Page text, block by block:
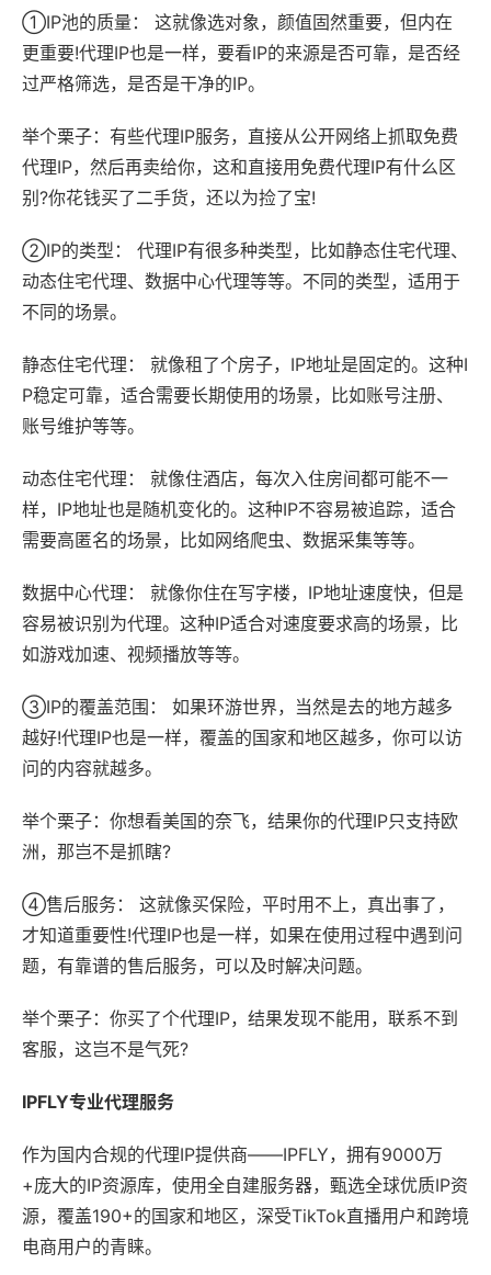
①IP池的质量： 这就像选对象，颜值固然重要，但内在
更重要!代理IP也是一样，要看IP的来源是否可靠，是否经
过严格筛选，是否是干净的IP。
举个栗子：有些代理IP服务，直接从公开网络上抓取免费
代理IP，然后再卖给你，这和直接用免费代理IP有什么区
别?你花钱买了二手货，还以为捡了宝!
②IP的类型： 代理IP有很多种类型，比如静态住宅代理、
动态住宅代理、数据中心代理等等。不同的类型，适用于
不同的场景。
静态住宅代理： 就像租了个房子，IP地址是固定的。这种I
P稳定可靠，适合需要长期使用的场景，比如账号注册、
账号维护等等。
动态住宅代理： 就像住酒店，每次入住房间都可能不一
样，IP地址也是随机变化的。这种IP不容易被追踪，适合
需要高匿名的场景，比如网络爬虫、数据采集等等。
数据中心代理： 就像你住在写字楼，IP地址速度快，但是
容易被识别为代理。这种IP适合对速度要求高的场景，比
如游戏加速、视频播放等等。
③IP的覆盖范围： 如果环游世界，当然是去的地方越多
越好!代理IP也是一样，覆盖的国家和地区越多，你可以访
问的内容就越多。
举个栗子：你想看美国的奈飞，结果你的代理IP只支持欧
洲，那岂不是抓瞎?
④售后服务： 这就像买保险，平时用不上，真出事了，
才知道重要性!代理IP也是一样，如果在使用过程中遇到问
题，有靠谱的售后服务，可以及时解决问题。
举个栗子：你买了个代理IP，结果发现不能用，联系不到
客服，这岂不是气死?
IPFLY专业代理服务
作为国内合规的代理IP提供商——IPFLY，拥有9000万
+庞大的IP资源库，使用全自建服务器，甄选全球优质IP资
源，覆盖190+的国家和地区，深受TikTok直播用户和跨境
电商用户的青睐。